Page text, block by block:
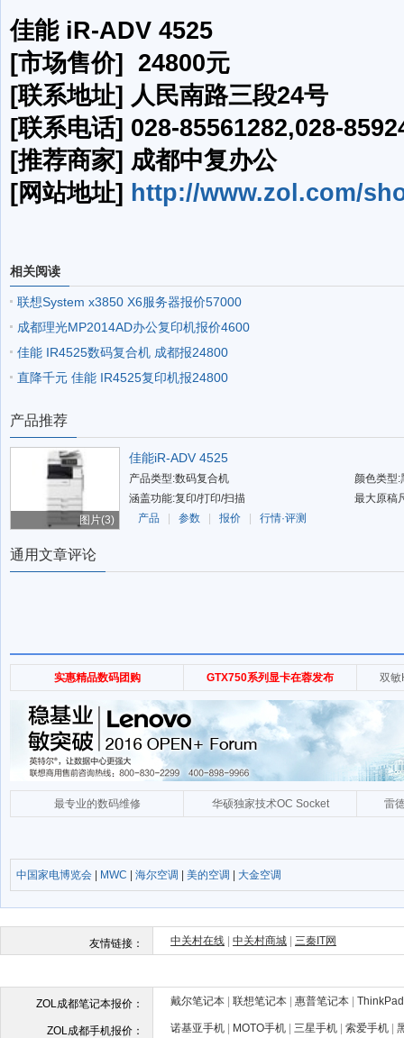
佳能 iR-ADV 4525
[市场售价] 24800元
[联系地址] 人民南路三段24号
[联系电话] 028-85561282,028-
[推荐商家] 成都中复办公
[网站地址] http://www.zol.com/
相关阅读
联想System x3850 X6服务器报价57000
成都理光MP2014AD办公复印机报价4600
佳能 IR4525数码复合机 成都报24800
直降千元 佳能 IR4525复印机报24800
产品推荐
图片(3)
佳能iR-ADV 4525
产品类型:数码复合机
颜色类型:
涵盖功能:复印/打印/扫描
最大原稿
产品
参数 报价 行情·评测
通用文章评论
中国家电博览会 MWC 海尔空调 美的空调 大金空调
ZOL成都笔记本报价： 戴尔笔记本 联想笔记本 惠普笔记本
ZOL成都手机报价： 诺基亚手机 MOTO手机 三星手机 索爱手机